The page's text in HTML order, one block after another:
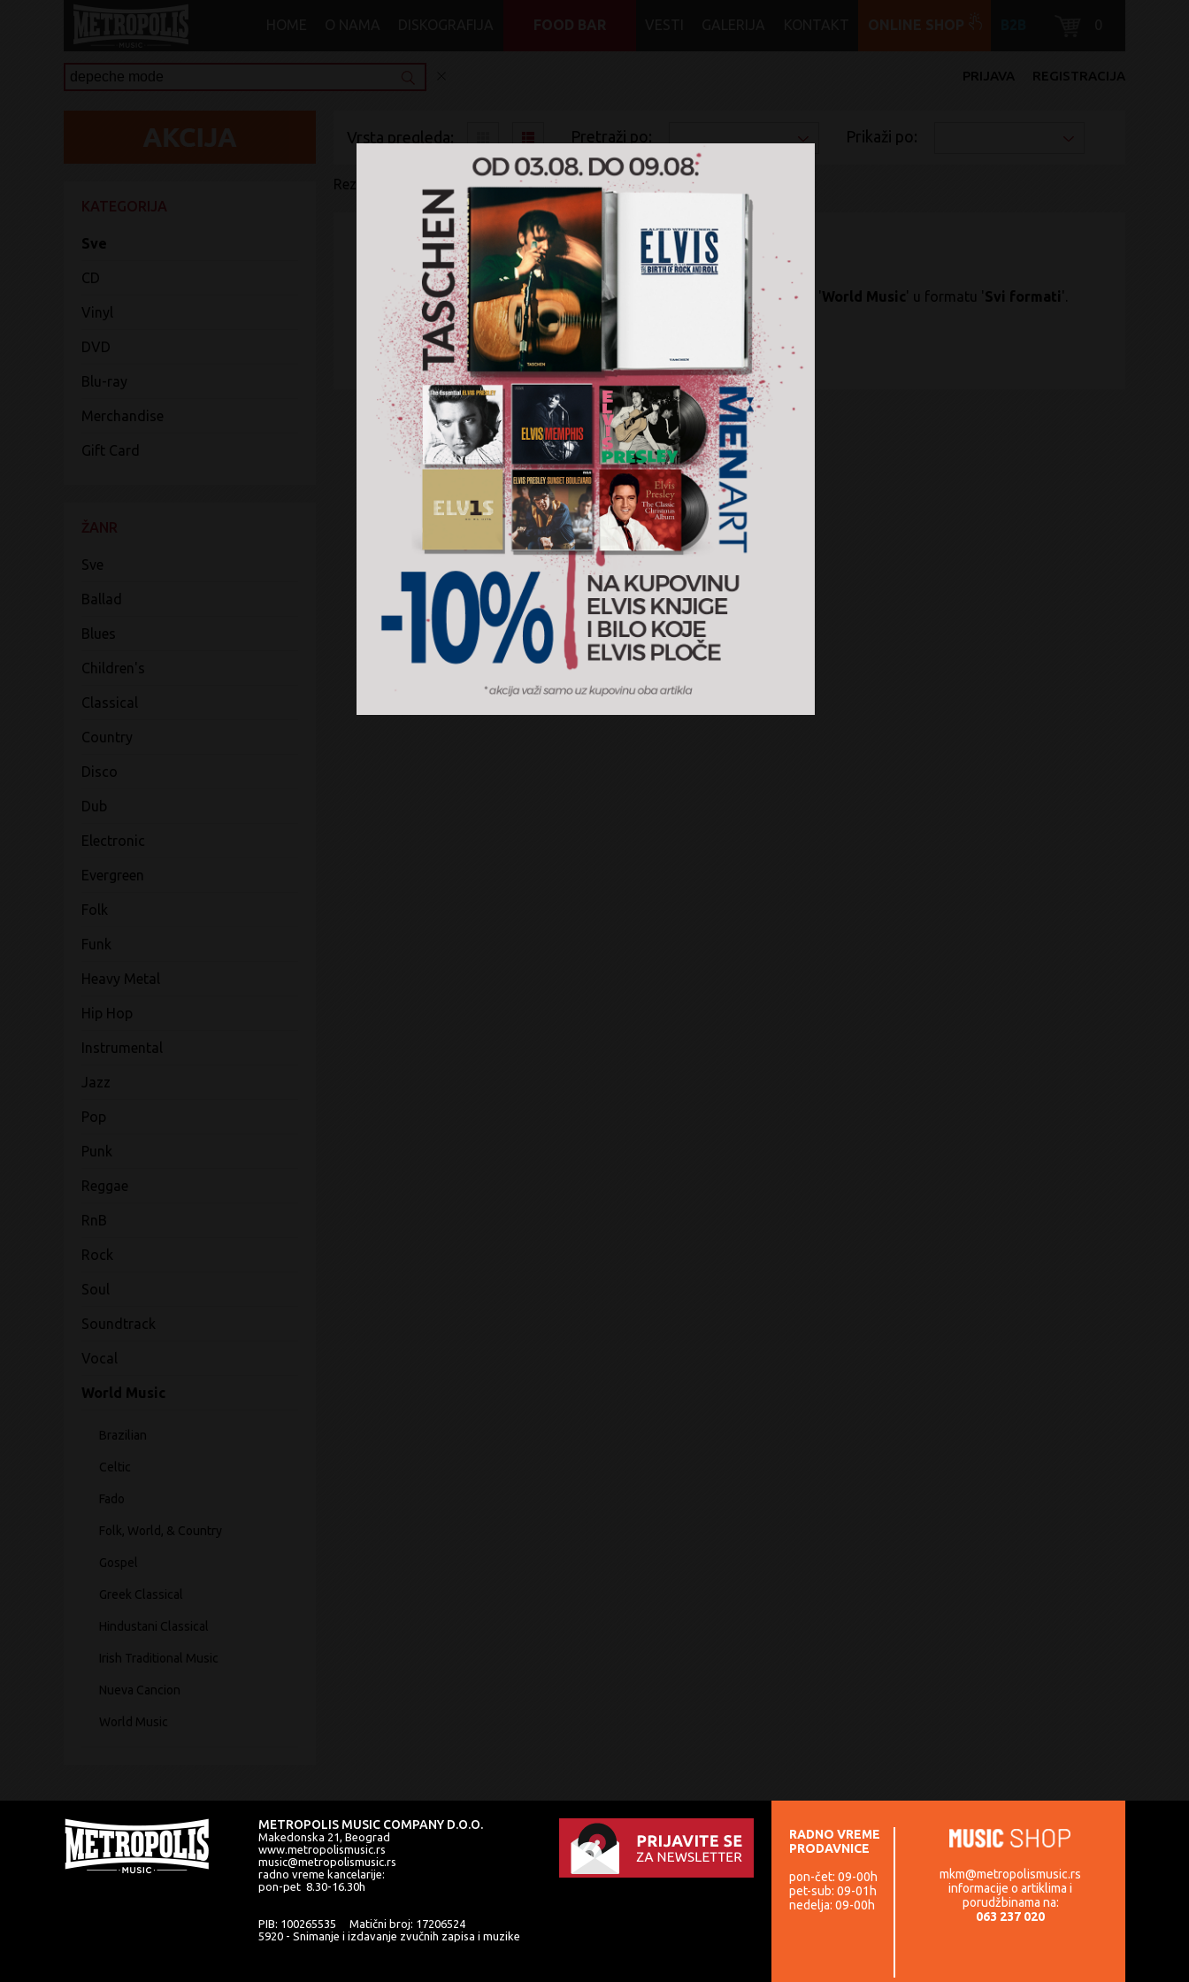
REGISTRACIJA
PRIJAVA
Sve
CD
Vinyl
DVD
Blu-ray
Merchandise
Gift Card
Sve
Ballad
Blues
Children's
Classical
Country
Disco
Dub
Electronic
Evergreen
Folk
Funk
Heavy Metal
Hip Hop
Instrumental
Jazz
Pop
Punk
Reggae
RnB
Rock
Soul
Soundtrack
Vocal
World Music
Brazilian
Celtic
Fado
Folk, World, & Country
Gospel
Greek Classical
Hindustani Classical
Irish Traditional Music
Nueva Cancion
World Music
Vrsta pregleda: Pretraži po: Prikaži po:
Rezultati pretrage: depeche mode x World Music
Nije pronađen nijedan artikal za pretragu ' depeche mode ' u žanru 'World Music' u formatu 'Svi formati'.
METROPOLIS MUSIC COMPANY D.O.O.
Makedonska 21, Beograd
www.metropolismusic.rs
music@metropolismusic.rs
radno vreme kancelarije:
pon-pet 8.30-16.30h
PIB: 100265535 Matični broj: 17206524
5920 - Snimanje i izdavanje zvučnih zapisa i muzike
RADNO VREME
PRODAVNICE
pon-čet: 09-00h
pet-sub: 09-01h
nedelja: 09-00h
mkm@metropolismusic.rs
informacije o artiklima i
porudžbinama na:
063 237 020